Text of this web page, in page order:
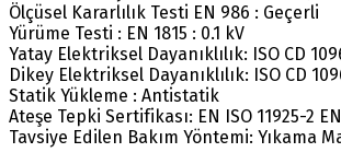
Ölçüsel Kararlılık Testi EN 986 : Geçerli
Yürüme Testi : EN 1815 : 0.1 kV
Yatay Elektriksel Dayanıklılık: ISO CD
Dikey Elektriksel Dayanıklılık: ISO CD
Statik Yükleme : Antistatik
Ateşe Tepki Sertifikası: EN ISO 11925-2
Tavsiye Edilen Bakım Yöntemi: Yıkama